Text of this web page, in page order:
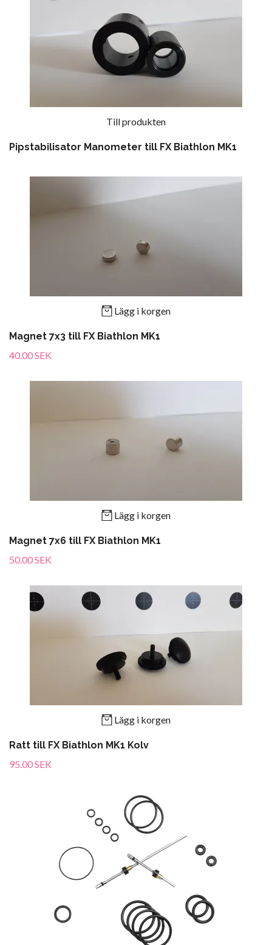
Till produkten
Pipstabilisator Manometer till FX Biathlon MK1
Lägg i korgen
Magnet 7x3 till FX Biathlon MK1
40.00 SEK
Lägg i korgen
Magnet 7x6 till FX Biathlon MK1
50.00 SEK
Lägg i korgen
Ratt till FX Biathlon MK1 Kolv
95.00 SEK